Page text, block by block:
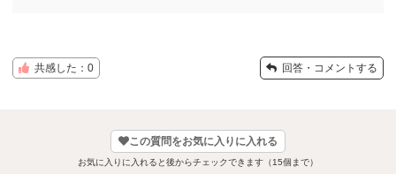
共感した：0 回答・コメントする
この質問をお気に入りに入れる
お気に入りに入れると後からチェックできます（15個まで）